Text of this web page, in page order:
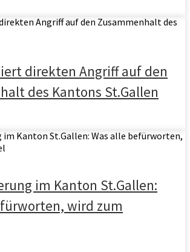
direkten Angriff auf den
des Kantons St.Gallen
im Kanton St.Gallen:
wird zum